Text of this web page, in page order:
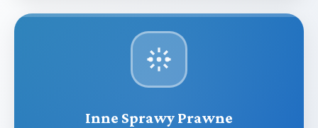
Inne Sprawy Prawne